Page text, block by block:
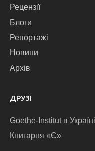
Рецензії
Блоги
Репортажі
Новини
Архів
ДРУЗІ
Goethe-Institut в Україні
Книгарня «Є»